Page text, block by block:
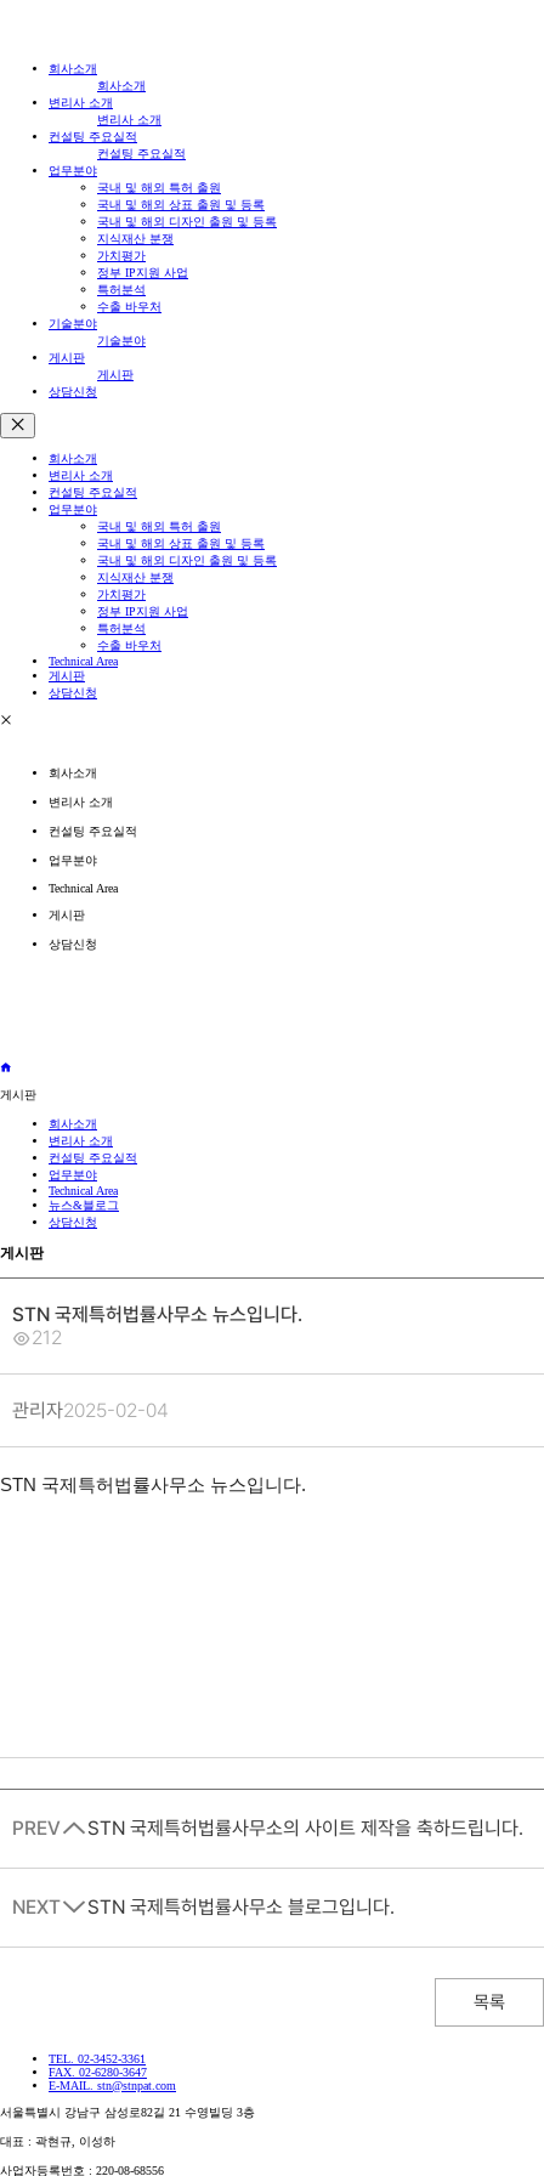
회사소개
회사소개
변리사 소개
변리사 소개
컨설팅 주요실적
컨설팅 주요실적
업무분야
국내 및 해외 특허 출원
국내 및 해외 상표 출원 및 등록
국내 및 해외 디자인 출원 및 등록
지식재산 분쟁
가치평가
정부 IP지원 사업
특허분석
수출 바우처
기술분야
기술분야
게시판
게시판
상담신청
회사소개
변리사 소개
컨설팅 주요실적
업무분야
국내 및 해외 특허 출원
국내 및 해외 상표 출원 및 등록
국내 및 해외 디자인 출원 및 등록
지식재산 분쟁
가치평가
정부 IP지원 사업
특허분석
수출 바우처
Technical Area
게시판
상담신청
회사소개
변리사 소개
컨설팅 주요실적
업무분야
Technical Area
게시판
상담신청
게시판
회사소개
변리사 소개
컨설팅 주요실적
업무분야
Technical Area
뉴스&블로그
상담신청
게시판
STN 국제특허법률사무소 뉴스입니다.
212
관리자2025-02-04
STN 국제특허법률사무소 뉴스입니다.
PREV STN 국제특허법률사무소의 사이트 제작을 축하드립니다.
NEXT STN 국제특허법률사무소 블로그입니다.
목록
TEL. 02-3452-3361
FAX. 02-6280-3647
E-MAIL. stn@stnpat.com
서울특별시 강남구 삼성로82길 21 수영빌딩 3층
대표 : 곽현규, 이성하
사업자등록번호 : 220-08-68556